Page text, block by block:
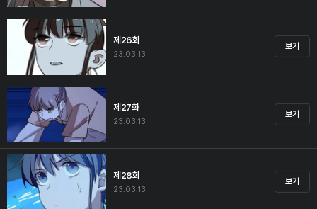
제26화
23.03.13
보기
제27화
23.03.13
보기
제28화
23.03.13
보기